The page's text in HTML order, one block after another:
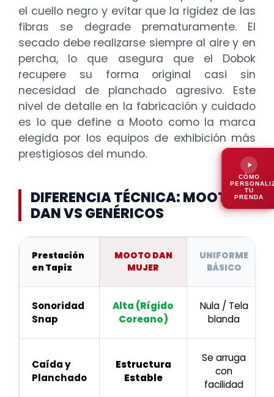
el cuello negro y evitar que la rigidez de las
fibras se degrade prematuramente. El
secado debe realizarse siempre al aire y en
percha, lo que asegura que el Dobok
recupere su forma original casi sin
necesidad de planchado agresivo. Este
nivel de detalle en la fabricación y cuidado
es lo que define a Mooto como la marca
elegida por los equipos de exhibición más
prestigiosos del mundo.
DIFERENCIA TÉCNICA: MOOTO
DAN VS GENÉRICOS
Prestación
en Tapiz
MOOTO DAN
MUJER
UNIFORME
BÁSICO
Sonoridad
Snap
Alta (Rígido
Coreano)
Nula / Tela
blanda
Caída y
Planchado
Estructura
Estable
Se arruga
con
facilidad
CÓMO
TU
PRENDA